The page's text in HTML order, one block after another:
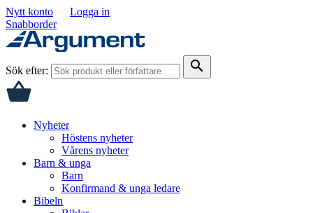
Nytt konto
Logga in
Snabborder
Sök efter: search
Nyheter
Höstens nyheter
Vårens nyheter
Barn & unga
Barn
Konfirmand & unga ledare
Bibeln